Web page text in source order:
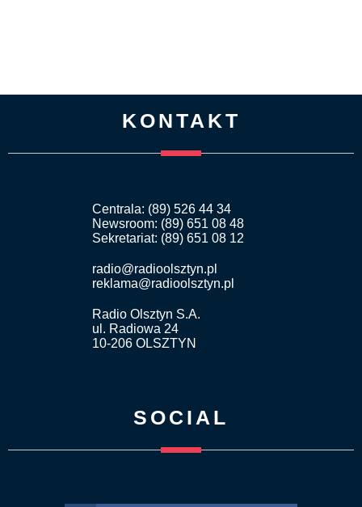
KONTAKT
Centrala: (89) 526 44 34
Newsroom: (89) 651 08 48
Sekretariat: (89) 651 08 12
radio@radioolsztyn.pl
reklama@radioolsztyn.pl
Radio Olsztyn S.A.
ul. Radiowa 24
10-206 OLSZTYN
SOCIAL